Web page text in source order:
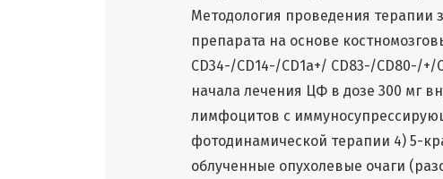
Методология проведения терапии
препарата на основе
CD34-/CD14-/CD1a+/ CD83-/CD80-/
начала лечения ЦФ в дозе 300 мг
лимфоцитов с
фотодинамической терапии 4) 5-
облученные опухолевые очаги